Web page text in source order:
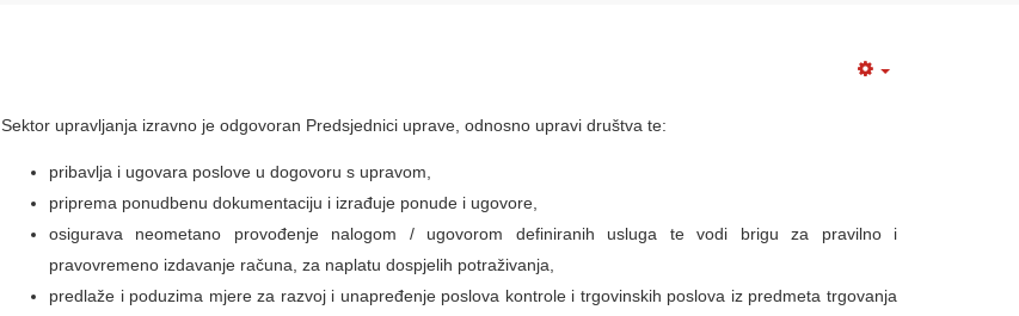
Sektor upravljanja izravno je odgovoran Predsjednici uprave, odnosno upravi društva te:
pribavlja i ugovara poslove u dogovoru s upravom,
priprema ponudbenu dokumentaciju i izrađuje ponude i ugovore,
osigurava neometano provođenje nalogom / ugovorom definiranih usluga te vodi brigu za pravilno i
pravovremeno izdavanje računa, za naplatu dospjelih potraživanja,
predlaže i poduzima mjere za razvoj i unapređenje poslova kontrole i trgovinskih poslova iz predmeta trgovanja